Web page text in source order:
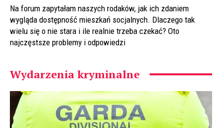
Na forum zapytałam naszych rodaków, jak ich zdaniem
wygląda dostępność mieszkań socjalnych. Dlaczego tak
wielu się o nie stara i ile realnie trzeba czekać? Oto
najczęstsze problemy i odpowiedzi
Wydarzenia kryminalne